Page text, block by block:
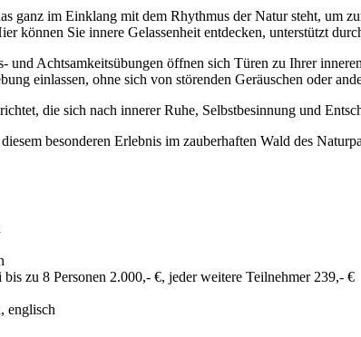
ganz im Einklang mit dem Rhythmus der Natur steht, um
können Sie innere Gelassenheit entdecken, unterstützt
und Achtsamkeitsübungen öffnen sich Türen zu Ihrer
einlassen, ohne sich von störenden Geräuschen oder
die sich nach innerer Ruhe, Selbstbesinnung und
besonderen Erlebnis im zauberhaften Wald des
bis zu 8 Personen 2.000,- €, jeder weitere Teilnehmer 239,- €
englisch